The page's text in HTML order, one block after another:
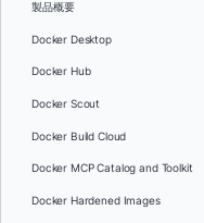
製品概要
Docker Desktop
Docker Hub
Docker Scout
Docker Build Cloud
Docker MCP Catalog and Toolkit
Docker Hardened Images